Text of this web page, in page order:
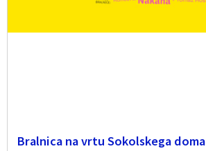
Bralnica na vrtu Sokolskega doma